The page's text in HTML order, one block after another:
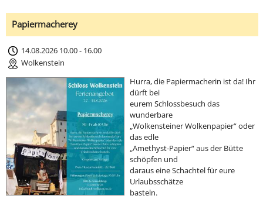
Papiermacherey
14.08.2026 10.00 - 16.00
Wolkenstein
Hurra, die Papiermacherin ist da! Ihr
dürft bei
eurem Schlossbesuch das
wunderbare
„Wolkensteiner Wolkenpapier“ oder
das edle
„Amethyst-Papier“ aus der Bütte
schöpfen und
daraus eine Schachtel für eure
Urlaubsschätze
basteln.